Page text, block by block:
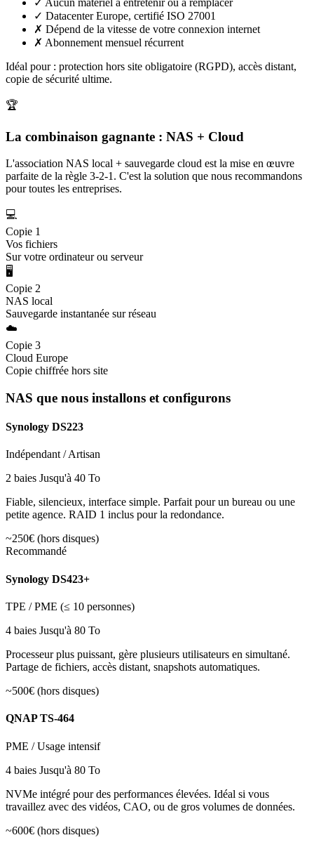
✓ Datacenter Europe, certifié ISO 27001
✗ Dépend de la vitesse de votre connexion internet
✗ Abonnement mensuel récurrent
Idéal pour : protection hors site obligatoire (RGPD), accès distant,
copie de sécurité ultime.
🏆
La combinaison gagnante : NAS + Cloud
L'association NAS local + sauvegarde cloud est la mise en œuvre
parfaite de la règle 3-2-1. C'est la solution que nous recommandons
pour toutes les entreprises.
💻
Copie 1
Vos fichiers
Sur votre ordinateur ou serveur
🖥️
Copie 2
NAS local
Sauvegarde instantanée sur réseau
☁️
Copie 3
Cloud Europe
Copie chiffrée hors site
NAS que nous installons et configurons
Synology DS223
Indépendant / Artisan
2 baies Jusqu'à 40 To
Fiable, silencieux, interface simple. Parfait pour un bureau ou une
petite agence. RAID 1 inclus pour la redondance.
~250€ (hors disques)
Recommandé
Synology DS423+
TPE / PME (≤ 10 personnes)
4 baies Jusqu'à 80 To
Processeur plus puissant, gère plusieurs utilisateurs en simultané.
Partage de fichiers, accès distant, snapshots automatiques.
~500€ (hors disques)
QNAP TS-464
PME / Usage intensif
4 baies Jusqu'à 80 To
NVMe intégré pour des performances élevées. Idéal si vous
travaillez avec des vidéos, CAO, ou de gros volumes de données.
~600€ (hors disques)